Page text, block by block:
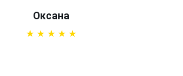
Оксана